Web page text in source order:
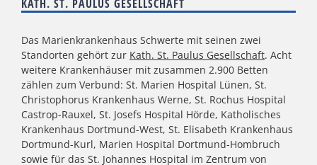
KATH. ST. PAULUS GESELLSCHAFT
Das Marienkrankenhaus Schwerte mit seinen zwei
Standorten gehört zur Kath. St. Paulus Gesellschaft. Acht
weitere Krankenhäuser mit zusammen 2.900 Betten
zählen zum Verbund: St. Marien Hospital Lünen, St.
Christophorus Krankenhaus Werne, St. Rochus Hospital
Castrop-Rauxel, St. Josefs Hospital Hörde, Katholisches
Krankenhaus Dortmund-West, St. Elisabeth Krankenhaus
Dortmund-Kurl, Marien Hospital Dortmund-Hombruch
sowie für das St. Johannes Hospital im Zentrum von